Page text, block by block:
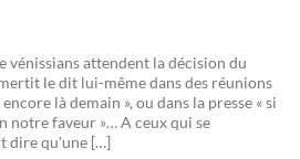
vénissians attendent la décision du
le dit lui-même dans des réunions
là demain », ou dans la presse « si
notre faveur »… A ceux qui se
dire qu'une […]